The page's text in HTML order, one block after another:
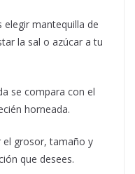
elegir mantequilla de
la sal o azúcar a tu
se compara con el
horneada.
el grosor, tamaño y
que desees.